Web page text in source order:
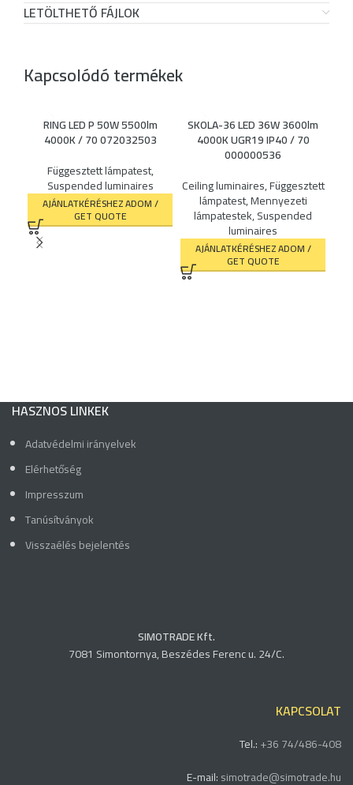
LETÖLTHETŐ FÁJLOK
Kapcsolódó termékek
RING LED P 50W 5500lm
4000K / 70 072032503
Függesztett lámpatest,
Suspended luminaires
AJÁNLATKÉRÉSHEZ ADOM /
GET QUOTE
SKOLA-36 LED 36W 3600lm
4000K UGR19 IP40 / 70
000000536
Ceiling luminaires,Függesztett
lámpatest,Mennyezeti
lámpatestek,Suspended
luminaires
AJÁNLATKÉRÉSHEZ ADOM /
GET QUOTE
HASZNOS LINKEK
Adatvédelmi irányelvek
Elérhetőség
Impresszum
Tanúsítványok
Visszaélés bejelentés
SIMOTRADE Kft.
7081 Simontornya, Beszédes Ferenc u. 24/C.
KAPCSOLAT
Tel.:+36 74/486-408
E-mail:simotrade@simotrade.hu